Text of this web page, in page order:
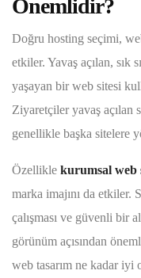
Önemlidir?
Doğru hosting seçimi,
etkiler. Yavaş açılan, sık
yaşayan bir web sitesi
Ziyaretçiler yavaş açılan
genellikle başka sitelere
Özellikle kurumsal web
marka imajını da etkiler.
çalışması ve güvenli bir
görünüm açısından
web tasarım ne kadar iyi